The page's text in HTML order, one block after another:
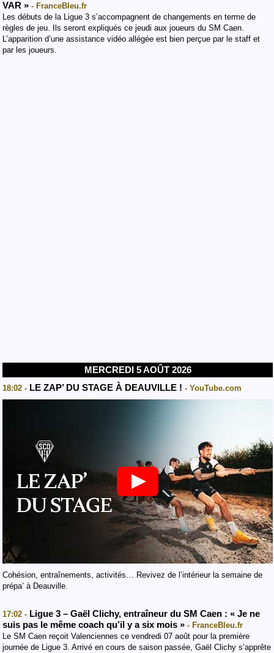
VAR » - FranceBleu.fr
Les débuts de la Ligue 3 s’accompagnent de changements en terme de
règles de jeu. Ils seront expliqués ce jeudi aux joueurs du SM Caen.
L’apparition d’une assistance vidéo allégée est bien perçue par le staff et
par les joueurs.
MERCREDI 5 AOÛT 2026
18:02 - LE ZAP’ DU STAGE À DEAUVILLE ! - YouTube.com
Cohésion, entraînements, activités… Revivez de l’intérieur la semaine de
prépa’ à Deauville.
17:02 - Ligue 3 – Gaël Clichy, entraîneur du SM Caen : « Je ne
suis pas le même coach qu’il y a six mois » - FranceBleu.fr
Le SM Caen reçoit Valenciennes ce vendredi 07 août pour la première
journée de Ligue 3. Arrivé en cours de saison passée, Gaël Clichy s’apprête